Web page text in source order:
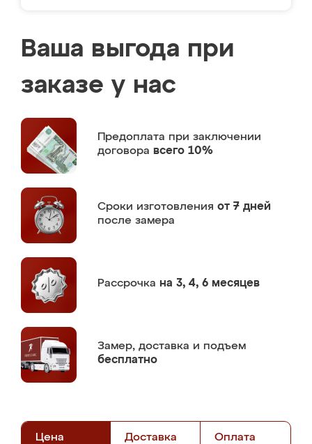
Ваша выгода при
заказе у нас
Предоплата при заключении
договора всего 10%
Сроки изготовления от 7 дней
после замера
Рассрочка на 3, 4, 6 месяцев
Замер, доставка и подъем
бесплатно
Цена Доставка Оплата